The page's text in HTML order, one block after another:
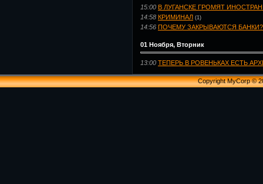
15:00 В ЛУГАНСКЕ ГРОМЯТ
14:58 КРИМИНАЛ (1)
14:56 ПОЧЕМУ ЗАКРЫВАЮТСЯ БАНКИ?
01 Ноября, Вторник
13:00 ТЕПЕРЬ В РОВЕНЬКАХ ЕСТЬ
Copyright MyCorp ©